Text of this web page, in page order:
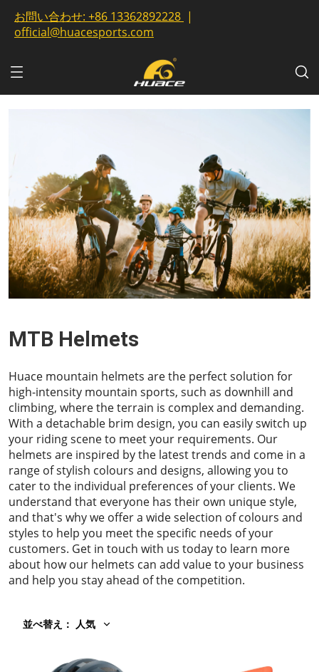
お問い合わせ: +86 13362892228 |
official@huacesports.com
MTB Helmets
Huace mountain helmets are the perfect solution for
high-intensity mountain sports, such as downhill and
climbing, where the terrain is complex and demanding.
With a detachable brim design, you can easily switch up
your riding scene to meet your requirements. Our
helmets are inspired by the latest trends and come in a
range of stylish colours and designs, allowing you to
cater to the individual preferences of your clients. We
understand that everyone has their own unique style,
and that's why we offer a wide selection of colours and
styles to help you meet the specific needs of your
customers. Get in touch with us today to learn more
about how our helmets can add value to your business
and help you stay ahead of the competition.
並べ替え ： 人気